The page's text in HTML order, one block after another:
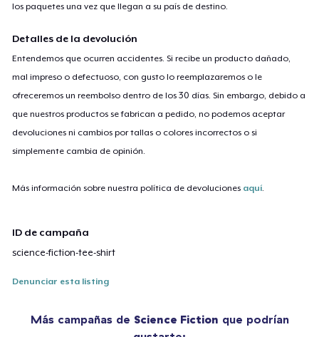
los paquetes una vez que llegan a su país de destino.
Detalles de la devolución
Entendemos que ocurren accidentes. Si recibe un producto dañado,
mal impreso o defectuoso, con gusto lo reemplazaremos o le
ofreceremos un reembolso dentro de los 30 días. Sin embargo, debido a
que nuestros productos se fabrican a pedido, no podemos aceptar
devoluciones ni cambios por tallas o colores incorrectos o si
simplemente cambia de opinión.
Más información sobre nuestra política de devoluciones aquí.
ID de campaña
science-fiction-tee-shirt
Denunciar esta listing
Más campañas de Science Fiction que podrían